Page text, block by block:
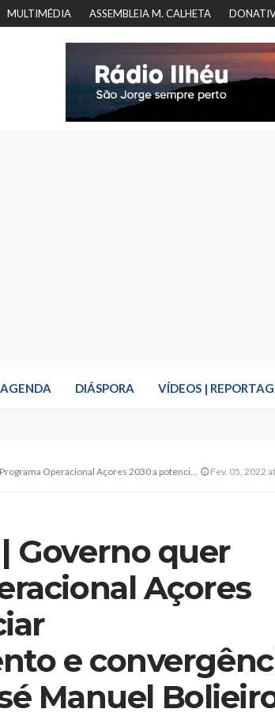
MULTIMÉDIA ASSEMBLEIA M. CALHETA
AGENDA DIÁSPORA VÍDEOS |
2030 a potenciar desenvolvimento e convergência social, frisa José Manuel Bolieiro Fev. 05, 2022
Governo quer
Açores
e
Manuel